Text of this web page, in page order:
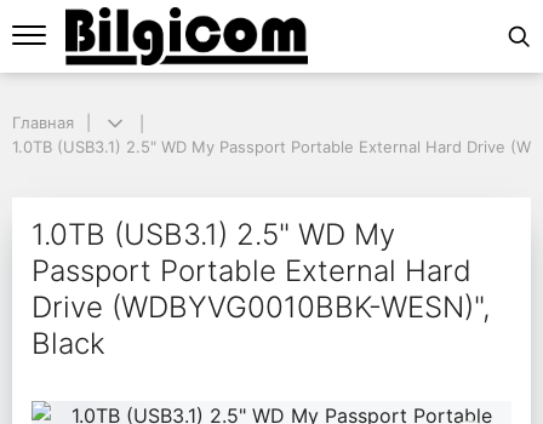
1.0TB (USB3.1) 2.5" WD My Passport Portable External Hard Drive
1.0TB (USB3.1) 2.5"
Главная
1.0TB (USB3.1) 2.5" WD My Passport Portable External Hard Drive
1.0TB (USB3.1) 2.5" WD My
Passport Portable External Hard
Drive (WDBYVG0010BBK-WESN)",
Black